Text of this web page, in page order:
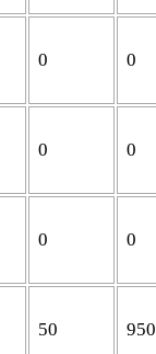
0 0
0 0
0 0
50 950